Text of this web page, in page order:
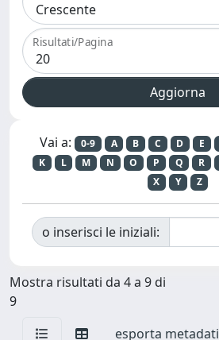
Risultati/Pagina
Vai a: 0-9 A B C D E
K
L M N O P Q R
X
Y Z
o inserisci le iniziali:
Mostra risultati da 4 a 9 di
9
esporta metadati